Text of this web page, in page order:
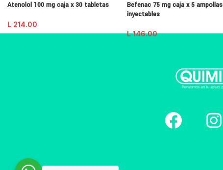
Atenolol 100 mg caja x 30 tabletas
L 214.00
Befenac 75 mg caja x 5 ampollas
inyectables
L146.00